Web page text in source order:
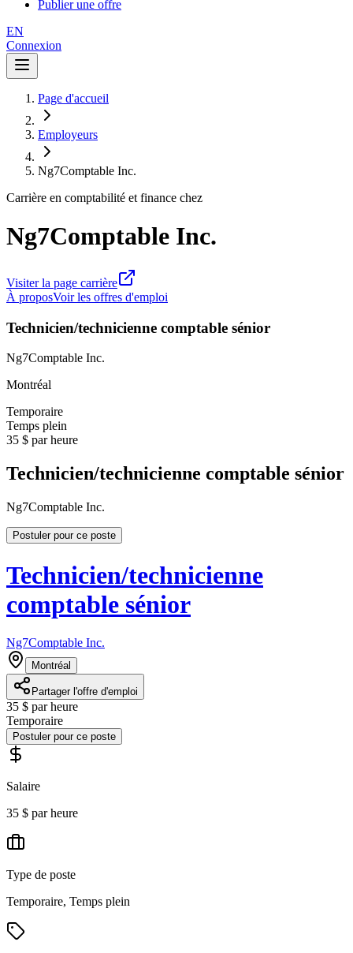
Publier une offre
EN
Connexion
Page d'accueil
Employeurs
Ng7Comptable Inc.
Carrière en comptabilité et finance chez
Ng7Comptable Inc.
Visiter la page carrière
À proposVoir les offres d'emploi
Technicien/technicienne comptable sénior
Ng7Comptable Inc.
Montréal
Temporaire
Temps plein
35 $ par heure
Technicien/technicienne comptable sénior
Ng7Comptable Inc.
Postuler pour ce poste
Technicien/technicienne
comptable sénior
Ng7Comptable Inc.
Montréal
Partager l'offre d'emploi
35 $ par heure
Temporaire
Postuler pour ce poste
Salaire
35 $ par heure
Type de poste
Temporaire, Temps plein